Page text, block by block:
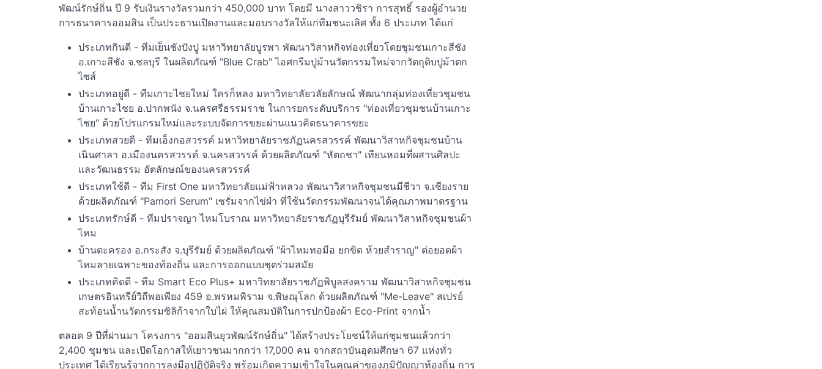
พัฒน์รักษ์ถิ่น ปี 9 รับเงินรางวัลรวมกว่า 450,000 บาท โดยมี นางสาววชิรา การสุทธิ์ รองผู้อำนวย
การธนาคารออมสิน เป็นประธานเปิดงานและมอบรางวัลให้แก่ทีมชนะเลิศ ทั้ง 6 ประเภท ได้แก่
ประเภทกินดี - ทีมเย็นชังปังปู มหาวิทยาลัยบูรพา พัฒนาวิสาหกิจท่องเที่ยวโดยชุมชนเกาะสีชัง
อ.เกาะสีชัง จ.ชลบุรี ในผลิตภัณฑ์ "Blue Crab" ไอศกรีมปูม้านวัตกรรมใหม่จากวัตถุดิบปูม้าตก
ไซส์
ประเภทอยู่ดี - ทีมเกาะไชยใหม่ ใครก็หลง มหาวิทยาลัยวลัยลักษณ์ พัฒนากลุ่มท่องเที่ยวชุมชน
บ้านเกาะไชย อ.ปากพนัง จ.นครศรีธรรมราช ในการยกระดับบริการ "ท่องเที่ยวชุมชนบ้านเกาะ
ไชย" ด้วยโปรแกรมใหม่และระบบจัดการขยะผ่านแนวคิดธนาคารขยะ
ประเภทสวยดี - ทีมเอ็งกอสวรรค์ มหาวิทยาลัยราชภัฏนครสวรรค์ พัฒนาวิสาหกิจชุมชนบ้าน
เนินศาลา อ.เมืองนครสวรรค์ จ.นครสวรรค์ ด้วยผลิตภัณฑ์ "หัตถชา" เทียนหอมที่ผสานศิลปะ
และวัฒนธรรม อัตลักษณ์ของนครสวรรค์
ประเภทใช้ดี - ทีม First One มหาวิทยาลัยแม่ฟ้าหลวง พัฒนาวิสาหกิจชุมชนมีชีวา จ.เชียงราย
ด้วยผลิตภัณฑ์ "Pamori Serum" เซรั่มจากไข่ผำ ที่ใช้นวัตกรรมพัฒนาจนได้คุณภาพมาตรฐาน
ประเภทรักษ์ดี - ทีมปราจญา ไหมโบราณ มหาวิทยาลัยราชภัฏบุรีรัมย์ พัฒนาวิสาหกิจชุมชนผ้า
ไหม
บ้านตะครอง อ.กระสัง จ.บุรีรัมย์ ด้วยผลิตภัณฑ์ "ผ้าไหมทอมือ ยกขิด ห้วยสำราญ" ต่อยอดผ้า
ไหมลายเฉพาะของท้องถิ่น และการออกแบบชุดร่วมสมัย
ประเภทคิดดี - ทีม Smart Eco Plus+ มหาวิทยาลัยราชภัฏพิบูลสงคราม พัฒนาวิสาหกิจชุมชน
เกษตรอินทรีย์วิถีพอเพียง 459 อ.พรหมพิราม จ.พิษณุโลก ด้วยผลิตภัณฑ์ "Me-Leave" สเปรย์
สะท้อนน้ำนวัตกรรมซิลิก้าจากใบไผ่ ให้คุณสมบัติในการปกป้องผ้า Eco-Print จากน้ำ
ตลอด 9 ปีที่ผ่านมา โครงการ "ออมสินยุวพัฒน์รักษ์ถิ่น" ได้สร้างประโยชน์ให้แก่ชุมชนแล้วกว่า
2,400 ชุมชน และเปิดโอกาสให้เยาวชนมากกว่า 17,000 คน จากสถาบันอุดมศึกษา 67 แห่งทั่ว
ประเทศ ได้เรียนรู้จากการลงมือปฏิบัติจริง พร้อมเกิดความเข้าใจในคุณค่าของภูมิปัญญาท้องถิ่น การ